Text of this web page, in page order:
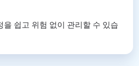
쉽고 위험 없이 관리할 수 있습